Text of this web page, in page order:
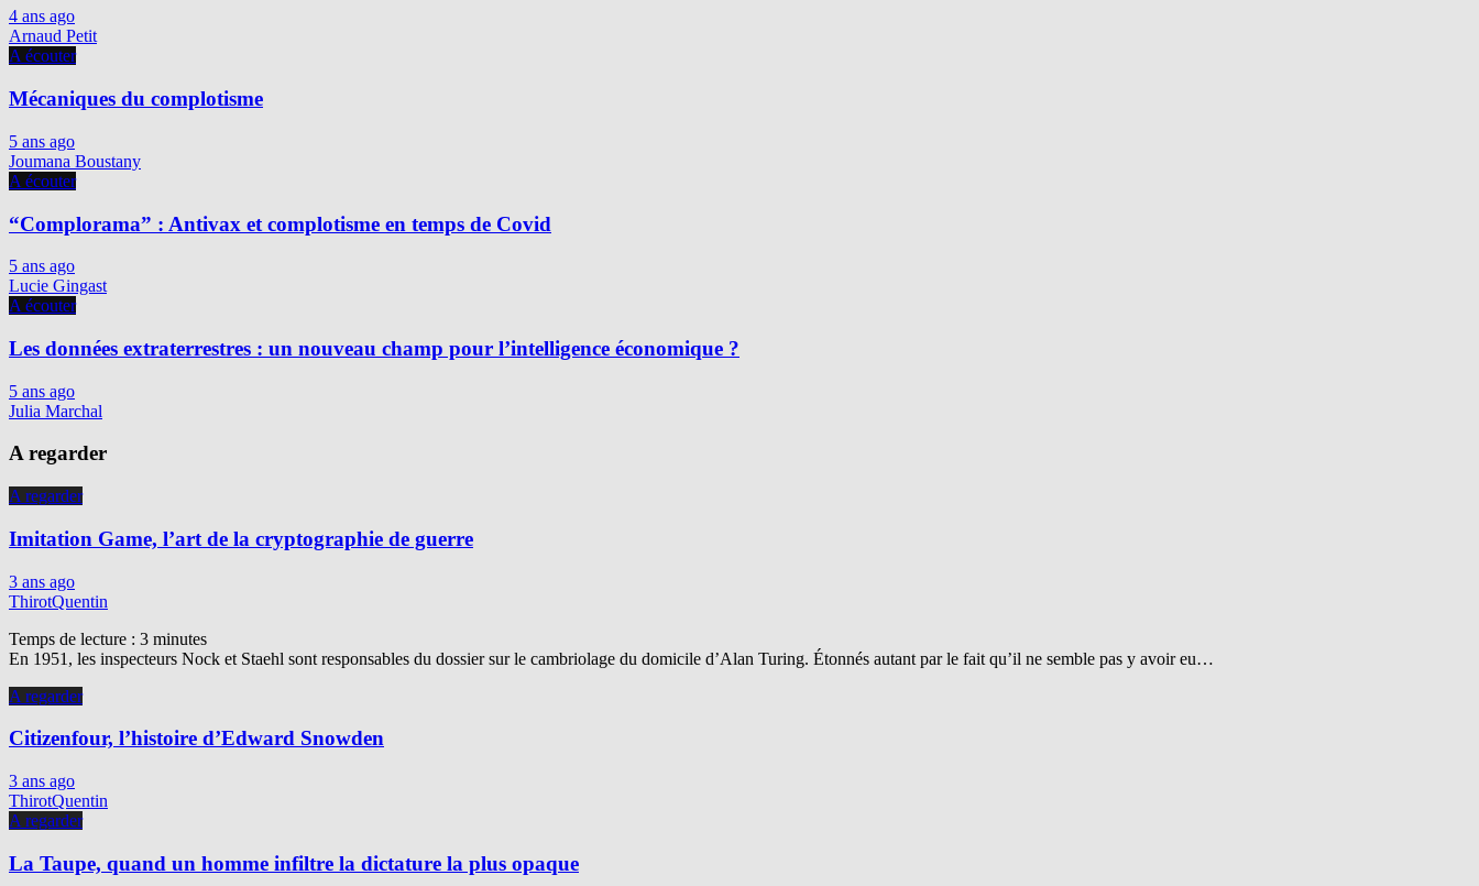
4 ans ago
Arnaud Petit
A écouter
Mécaniques du complotisme
5 ans ago
Joumana Boustany
A écouter
“Complorama” : Antivax et complotisme en temps de Covid
5 ans ago
Lucie Gingast
A écouter
Les données extraterrestres : un nouveau champ pour l’intelligence économique ?
5 ans ago
Julia Marchal
A regarder
A regarder
Imitation Game, l’art de la cryptographie de guerre
3 ans ago
ThirotQuentin
Temps de lecture : 3 minutes
En 1951, les inspecteurs Nock et Staehl sont responsables du dossier sur le cambriolage du domicile d’Alan Turing. Étonnés autant par le fait qu’il ne semble pas y avoir eu…
A regarder
Citizenfour, l’histoire d’Edward Snowden
3 ans ago
ThirotQuentin
A regarder
La Taupe, quand un homme infiltre la dictature la plus opaque